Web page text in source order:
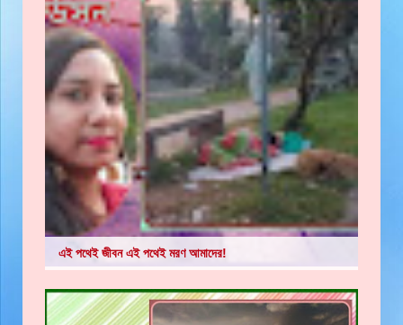
এই পথেই জীবন এই পথেই মরণ আমাদের!